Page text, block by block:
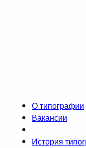
О типографии
Вакансии
История